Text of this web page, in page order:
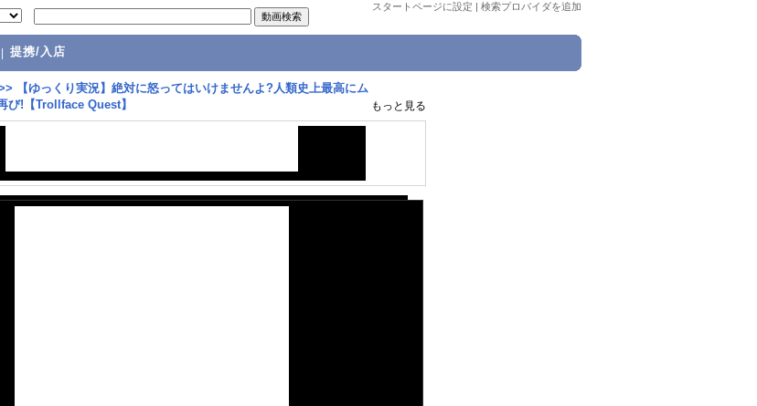
スタートページに設定 | 検索プロバイダを追加
提携/入店
【ゆっくり実況】絶対に怒ってはいけませんよ?人類史上最高にム
び!【Trollface Quest】
もっと見る